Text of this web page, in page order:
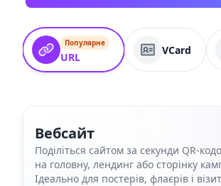
Популярне
URL
VCard
Вебсайт
Поділіться сайтом за секунди
на головну, лендинг або сторінку
Ідеально для постерів, флаєрів і